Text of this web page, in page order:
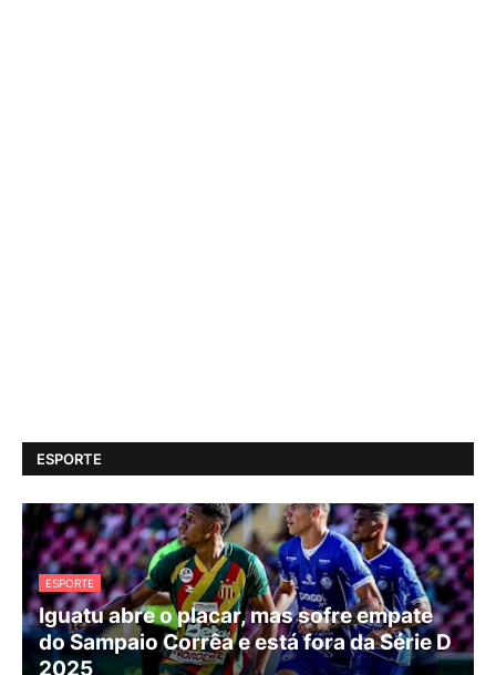
ESPORTE
ESPORTE
Iguatu abre o placar, mas sofre empate
do Sampaio Corrêa e está fora da Série D
2025